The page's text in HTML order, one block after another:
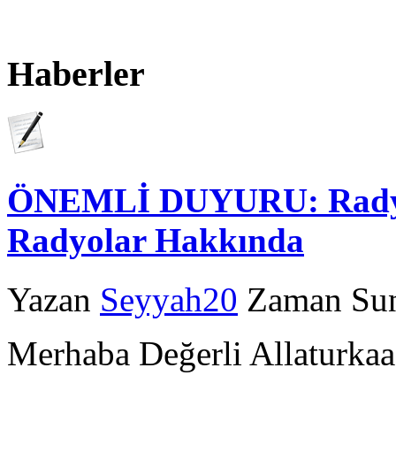
Haberler
ÖNEMLİ DUYURU:
Radyolar Hakkında
Yazan Seyyah20 Zaman
Merhaba Değerli